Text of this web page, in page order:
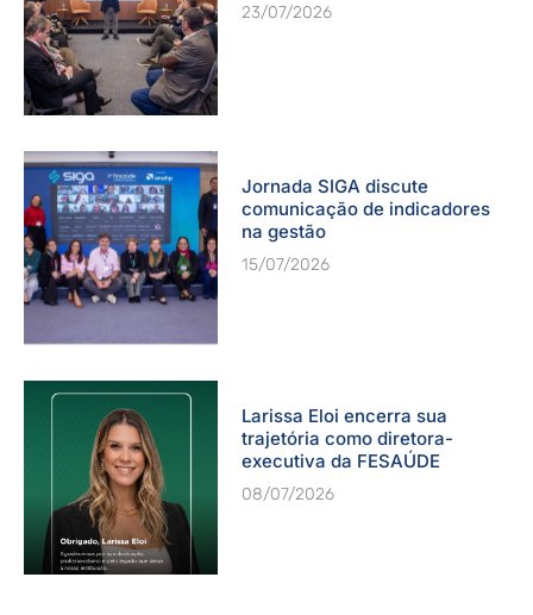
23/07/2026
Jornada SIGA discute
comunicação de indicadores
na gestão
15/07/2026
Larissa Eloi encerra sua
trajetória como diretora-
executiva da FESAÚDE
08/07/2026